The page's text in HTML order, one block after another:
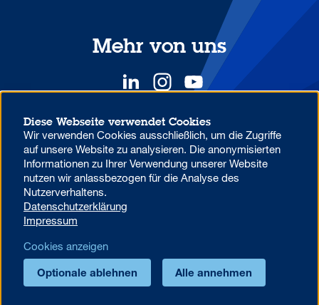
Mehr von uns
YOUR COMPETITIVE ADVANTAGE.
© 2026 Aareal Bank AG
Datenschutzhinweise zur Verwendung von MS Teams in der
Aareal Bank
Beschwerdemanagement
Foreign Account Tax Compliance Act (FATCA)
Cookie-Einstellungen
Diese Webseite verwendet Cookies
Wir verwenden Cookies ausschließlich, um die Zugriffe
auf unsere Website zu analysieren. Die anonymisierten
Informationen zu Ihrer Verwendung unserer Website
nutzen wir anlassbezogen für die Analyse des
Nutzerverhaltens.
Datenschutzerklärung
Impressum
Cookies anzeigen
Optionale ablehnen Alle annehmen